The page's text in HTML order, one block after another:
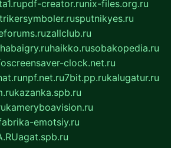
pdf-creator.runix-files.org.ru
sputnikyes.ru
zallclub.ru
habaigry.ruhaikko.rusobakopedia.ru
screensaver-clock.net.ru
npf.net.ru7bit.pp.rukalugatur.ru
kazanka.spb.ru
kameryboavision.ru
emotsiy.ru
agat.spb.ru